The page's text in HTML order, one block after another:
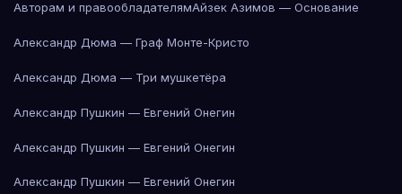
Авторам и правообладателямАйзек Азимов — Основание
Александр Дюма — Граф Монте-Кристо
Александр Дюма — Три мушкетёра
Александр Пушкин — Евгений Онегин
Александр Пушкин — Евгений Онегин
Александр Пушкин — Евгений Онегин